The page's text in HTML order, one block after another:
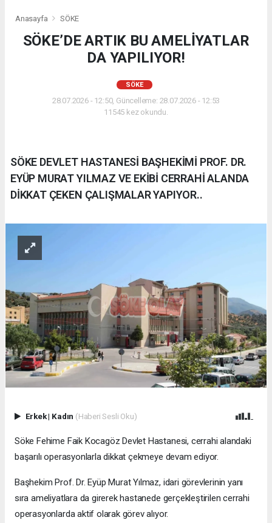
Anasayfa SÖKE
SÖKE’DE ARTIK BU AMELİYATLAR
DA YAPILIYOR!
SÖKE
28.07.2026 - 12:50, Güncelleme: 28.07.2026 - 12:53
11545 kez okundu.
SÖKE DEVLET HASTANESİ BAŞHEKİMİ PROF. DR.
EYÜP MURAT YILMAZ VE EKİBİ CERRAHİ ALANDA
DİKKAT ÇEKEN ÇALIŞMALAR YAPIYOR..
Erkek| Kadın (Haberi Sesli Oku)
Söke Fehime Faik Kocagöz Devlet Hastanesi, cerrahi alandaki
başarılı operasyonlarla dikkat çekmeye devam ediyor.
Başhekim Prof. Dr. Eyüp Murat Yılmaz, idari görevlerinin yanı
sıra ameliyatlara da girerek hastanede gerçekleştirilen cerrahi
operasyonlarda aktif olarak görev alıyor.